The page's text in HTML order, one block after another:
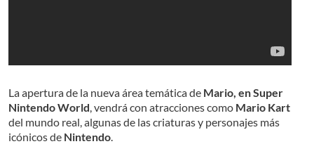
La apertura de la nueva área temática de Mario, en Super
Nintendo World, vendrá con atracciones como Mario Kart
del mundo real, algunas de las criaturas y personajes más
icónicos de Nintendo.